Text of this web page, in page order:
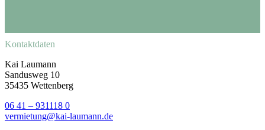
Kontaktdaten
Kai Laumann
Sandusweg 10
35435 Wettenberg
06 41 – 931118 0
vermietung@kai-laumann.de